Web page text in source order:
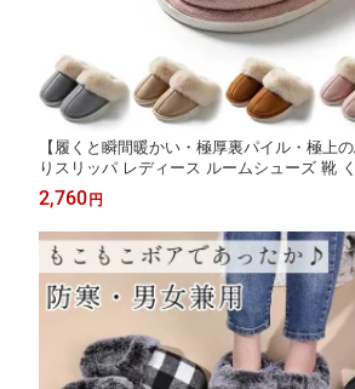
【履くと瞬間暖かい・極厚裏パイル・極上
りスリッパ レディース ルームシューズ 靴
シンプル もこもこ ふわふわ 室内履き スリ
可愛い 冷え防止 冬用 室内 来客用 暖かい 滑
2,760円